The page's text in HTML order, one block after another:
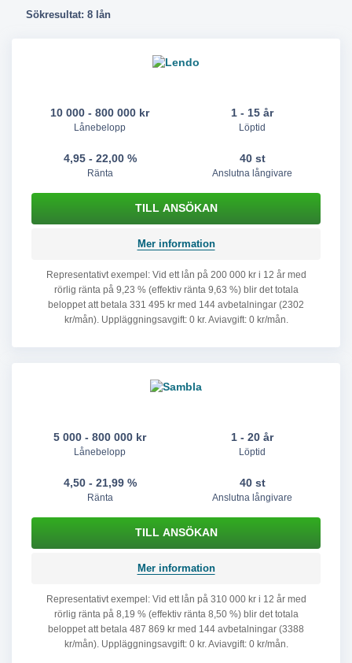
Sökresultat: 8 lån
10 000 - 800 000 kr
Lånebelopp
1 - 15 år
Löptid
4,95 - 22,00 %
Ränta
40 st
Anslutna långivare
Mer information
Representativt exempel: Vid ett lån på 200 000 kr i 12 år med
rörlig ränta på 9,23 % (effektiv ränta 9,63 %) blir det totala
beloppet att betala 331 495 kr med 144 avbetalningar (2302
kr/mån). Uppläggningsavgift: 0 kr. Aviavgift: 0 kr/mån.
5 000 - 800 000 kr
Lånebelopp
1 - 20 år
Löptid
4,50 - 21,99 %
Ränta
40 st
Anslutna långivare
Mer information
Representativt exempel: Vid ett lån på 310 000 kr i 12 år med
rörlig ränta på 8,19 % (effektiv ränta 8,50 %) blir det totala
beloppet att betala 487 869 kr med 144 avbetalningar (3388
kr/mån). Uppläggningsavgift: 0 kr. Aviavgift: 0 kr/mån.